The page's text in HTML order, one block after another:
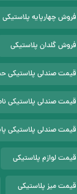
فروش چهارپایه پلاستیکی
فروش گلدان پلاستیکی
قیمت صندلی پلاستیکی
قیمت صندلی پلاستیکی
قیمت صندلی پلاستیکی
قیمت لوازم پلاستیکی
قیمت میز پلاستیکی